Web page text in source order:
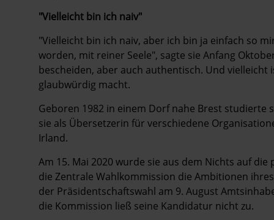
"Vielleicht bin ich naiv"
"Vielleicht bin ich naiv, aber ich bin ja einfach so
worden, mit reiner Seele", sagte sie Anfang
bescheiden, aber auch authentisch. Und vielleicht
glaubwürdig macht.
Geboren 1982 in einem Dorf nahe Brest studierte
sie als Übersetzerin für verschiedene
Irland.
Am 15. Mai 2020 wurde sie aus dem Nichts auf
die Zentrale Wahlkommission die Ambitionen
der Präsidentschaftswahl am 9. August
die Kommission ließ seine Kandidatur nicht zu.